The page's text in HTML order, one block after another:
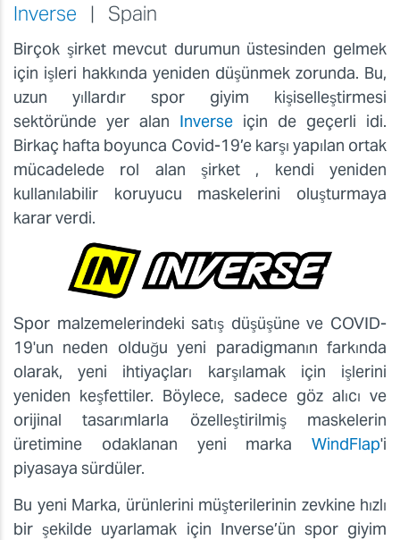
Inverse | Spain
Birçok şirket mevcut durumun üstesinden gelmek
için işleri hakkında yeniden düşünmek zorunda. Bu,
uzun yıllardır spor giyim kişiselleştirmesi
sektöründe yer alan Inverse için de geçerli idi.
Birkaç hafta boyunca Covid-19’e karşı yapılan ortak
mücadelede rol alan şirket , kendi yeniden
kullanılabilir koruyucu maskelerini oluşturmaya
karar verdi.
Spor malzemelerindeki satış düşüşüne ve COVID-
19'un neden olduğu yeni paradigmanın farkında
olarak, yeni ihtiyaçları karşılamak için işlerini
yeniden keşfettiler. Böylece, sadece göz alıcı ve
orijinal tasarımlarla özelleştirilmiş maskelerin
üretimine odaklanan yeni marka WindFlap'i
piyasaya sürdüler.
Bu yeni Marka, ürünlerini müşterilerinin zevkine hızlı
bir şekilde uyarlamak için Inverse’ün spor giyim